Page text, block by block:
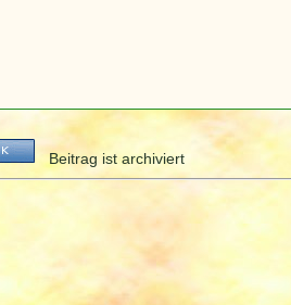
Beitrag ist archiviert